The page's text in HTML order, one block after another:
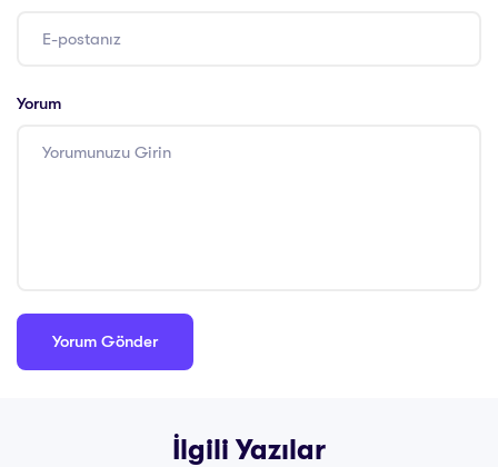
Yorum
İlgili Yazılar